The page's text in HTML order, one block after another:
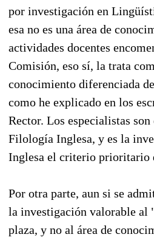
por investigación en
esa no es una área de
actividades docentes
Comisión, eso sí, la trata
conocimiento diferenciada
como he explicado en los
Rector. Los especialistas
Filología Inglesa, y es la
Inglesa el criterio prioritario
Por otra parte, aun si se
la investigación valorable al
plaza, y no al área de